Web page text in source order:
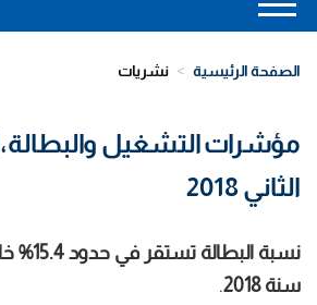
Main
navigation
الصفحة الرئيسية نشريات
مؤشرات التشغيل والبطالة،
الثاني 2018
نسبة
سنة 2018
​​​​​​​.